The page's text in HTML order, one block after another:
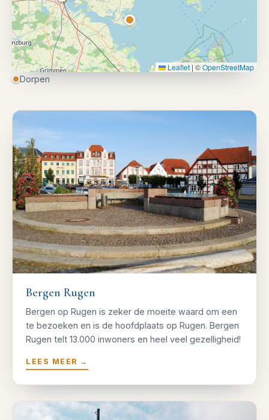
Leaflet | ©OpenStreetMap
Dorpen
Bergen Rugen
Bergen op Rugen is zeker de moeite waard om een
te bezoeken en is de hoofdplaats op Rugen. Bergen
Rugen telt 13.000 inwoners en heel veel gezelligheid!
LEES MEER →